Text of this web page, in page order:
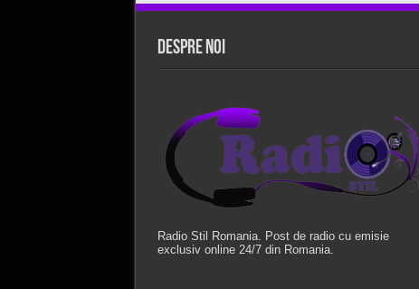
Despre Noi
Radio Stil Romania. Post de radio cu emisie
exclusiv online 24/7 din Romania.